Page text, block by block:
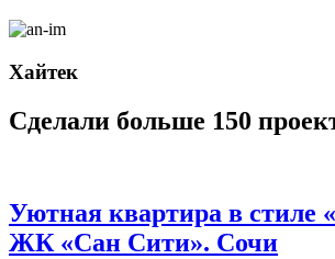
Хайтек
Сделали больше 150
Уютная квартира в стиле
ЖК «Сан Сити». Сочи